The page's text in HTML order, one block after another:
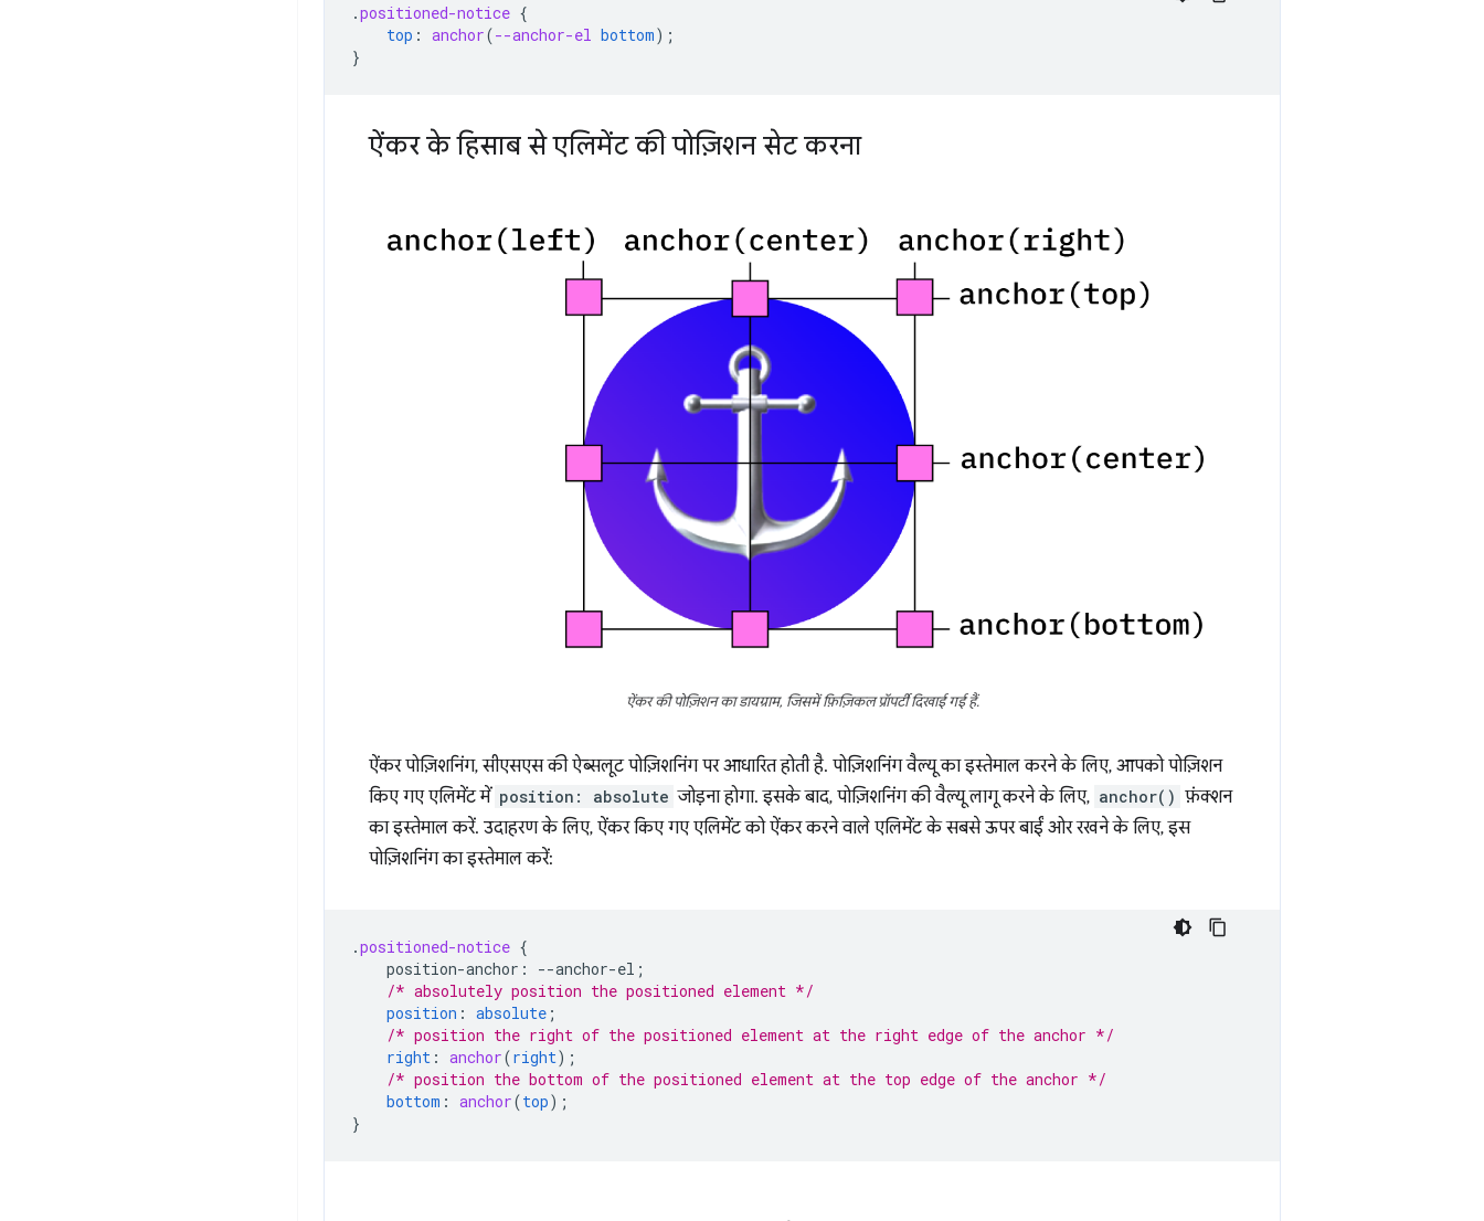
.positioned-notice {
top : anchor(--anchor-el bottom);
}
ऐंकर के हिसाब से एलिमेंट की पोज़िशन सेट करना
ऐंकर की पोज़िशन का डायग्राम, जिसमें फ़िज़िकल प्रॉपर्टी दिखाई गई हैं.
ऐंकर पोज़िशनिंग, सीएसएस की ऐब्सलूट पोज़िशनिंग पर आधारित होती है. पोज़िशनिंग वैल्यू का इस्तेमाल करने के लिए, आपको पोज़िशन
किए गए एलिमेंट में position: absolute जोड़ना होगा. इसके बाद, पोज़िशनिंग की वैल्यू लागू करने के लिए, anchor() फ़ंक्शन
का इस्तेमाल करें. उदाहरण के लिए, ऐंकर किए गए एलिमेंट को ऐंकर करने वाले एलिमेंट के सबसे ऊपर बाईं ओर रखने के लिए, इस
पोज़िशनिंग का इस्तेमाल करें:
.positioned-notice {
position-anchor : --anchor-el ;
/* absolutely position the positioned element */
position : absolute ;
/* position the right of the positioned element at the right edge of the anchor */
right : anchor(right);
/* position the bottom of the positioned element at the top edge of the anchor */
bottom : anchor(top);
}